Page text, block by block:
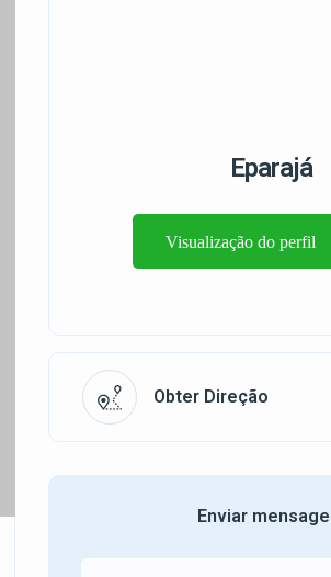
Eparajá
Visualização do perfil
Obter Direção
Enviar